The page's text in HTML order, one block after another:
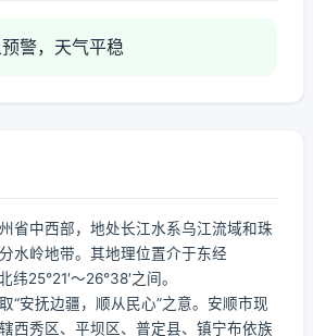
警，天气平稳
省中西部，地处长江水系乌江流域和珠
水岭地带。其地理位置介于东经
纬25°21′～26°38′之间。
“安抚边疆，顺从民心”之意。安顺市现
西秀区、平坝区、普定县、镇宁布依族